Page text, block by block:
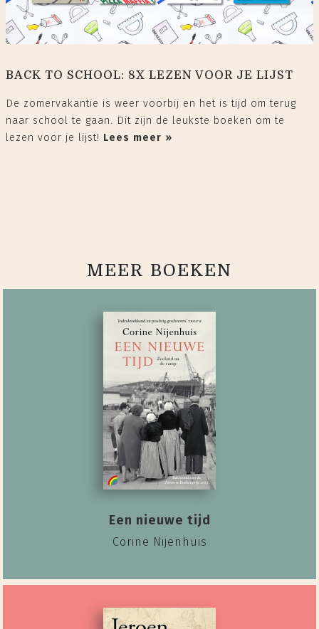
BACK TO SCHOOL: 8X LEZEN VOOR JE LIJST
De zomervakantie is weer voorbij en het is tijd om terug
naar school te gaan. Dit zijn de leukste boeken om te
lezen voor je lijst! Lees meer »
MEER BOEKEN
Een nieuwe tijd
Corine Nijenhuis